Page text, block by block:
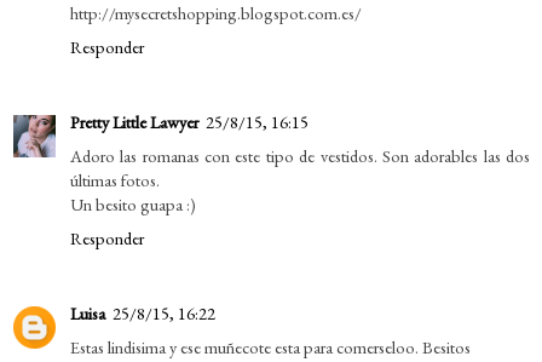
http://mysecretshopping.blogspot.com.es/
Responder
Pretty Little Lawyer 25/8/15, 16:15
Adoro las romanas con este tipo de vestidos. Son adorables las dos
últimas fotos.
Un besito guapa :)
Responder
Luisa 25/8/15, 16:22
Estas lindisima y ese muñecote esta para comerseloo. Besitos